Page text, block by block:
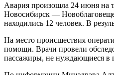
Авария произошла 24 июня на
Новосибирск —
находились 12 человек. В
На место происшествия
помощи. Врачи провели
пассажиры, не нуждающиеся в